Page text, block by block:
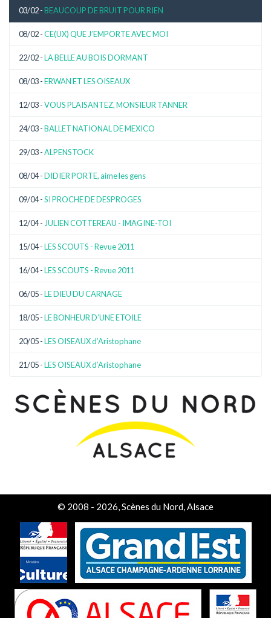
03/02 - BEAUCOUP DE BRUIT POUR RIEN
08/02 -CE(UX) QUE J’EMPORTE AVEC MOI
22/02 -LA BELLE AU BOIS DORMANT
08/03 -ERWAN ET LES OISEAUX
12/03 -VOUS PLAISANTEZ, MONSIEUR TANNER
24/03 -BALLET NATIONAL DE MEXICO
29/03 -ALPENSTOCK
08/04 -DIDIER PORTE, aime les gens
09/04 -SI PROCHE DE DESPROGES
12/04 - JULIEN COTTEREAU - IMAGINE-TOI
15/04 -LES SCOUTS - Revue 2011
16/04 -LES SCOUTS - Revue 2011
06/05 -LE DIEU DU CARNAGE
18/05 -LE BONHEUR D’UNE ETOILE
20/05 -LES OISEAUX d’Aristophane
21/05 -LES OISEAUX d’Aristophane
© 2008 - 2026, Scènes du Nord, Alsace